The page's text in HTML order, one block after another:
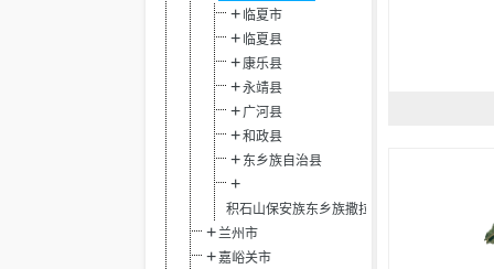
临夏市
临夏县
康乐县
永靖县
广河县
和政县
东乡族自治县
积石山保安族东乡族撒拉族自治县
兰州市
嘉峪关市